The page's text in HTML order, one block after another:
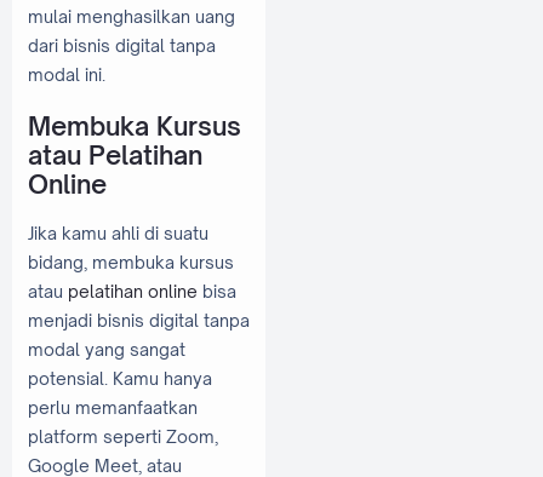
mulai menghasilkan uang
dari bisnis digital tanpa
modal ini.
Membuka Kursus
atau Pelatihan
Online
Jika kamu ahli di suatu
bidang, membuka kursus
atau pelatihan online bisa
menjadi bisnis digital tanpa
modal yang sangat
potensial. Kamu hanya
perlu memanfaatkan
platform seperti Zoom,
Google Meet, atau